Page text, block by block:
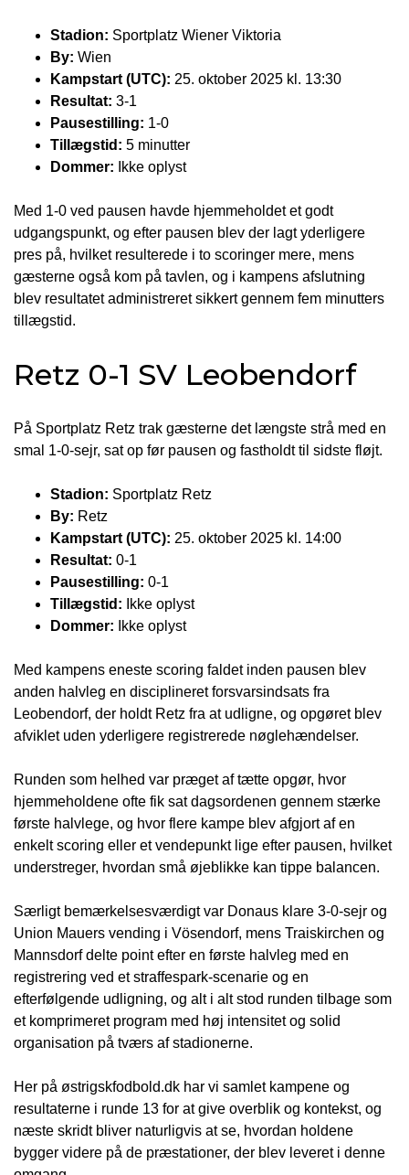
Stadion: Sportplatz Wiener Viktoria
By: Wien
Kampstart (UTC): 25. oktober 2025 kl. 13:30
Resultat: 3-1
Pausestilling: 1-0
Tillægstid: 5 minutter
Dommer: Ikke oplyst
Med 1-0 ved pausen havde hjemmeholdet et godt
udgangspunkt, og efter pausen blev der lagt yderligere
pres på, hvilket resulterede i to scoringer mere, mens
gæsterne også kom på tavlen, og i kampens afslutning
blev resultatet administreret sikkert gennem fem minutters
tillægstid.
Retz 0-1 SV Leobendorf
På Sportplatz Retz trak gæsterne det længste strå med en
smal 1-0-sejr, sat op før pausen og fastholdt til sidste fløjt.
Stadion: Sportplatz Retz
By: Retz
Kampstart (UTC): 25. oktober 2025 kl. 14:00
Resultat: 0-1
Pausestilling: 0-1
Tillægstid: Ikke oplyst
Dommer: Ikke oplyst
Med kampens eneste scoring faldet inden pausen blev
anden halvleg en disciplineret forsvarsindsats fra
Leobendorf, der holdt Retz fra at udligne, og opgøret blev
afviklet uden yderligere registrerede nøglehændelser.
Runden som helhed var præget af tætte opgør, hvor
hjemmeholdene ofte fik sat dagsordenen gennem stærke
første halvlege, og hvor flere kampe blev afgjort af en
enkelt scoring eller et vendepunkt lige efter pausen, hvilket
understreger, hvordan små øjeblikke kan tippe balancen.
Særligt bemærkelsesværdigt var Donaus klare 3-0-sejr og
Union Mauers vending i Vösendorf, mens Traiskirchen og
Mannsdorf delte point efter en første halvleg med en
registrering ved et straffespark-scenarie og en
efterfølgende udligning, og alt i alt stod runden tilbage som
et komprimeret program med høj intensitet og solid
organisation på tværs af stadionerne.
Her på østrigskfodbold.dk har vi samlet kampene og
resultaterne i runde 13 for at give overblik og kontekst, og
næste skridt bliver naturligvis at se, hvordan holdene
bygger videre på de præstationer, der blev leveret i denne